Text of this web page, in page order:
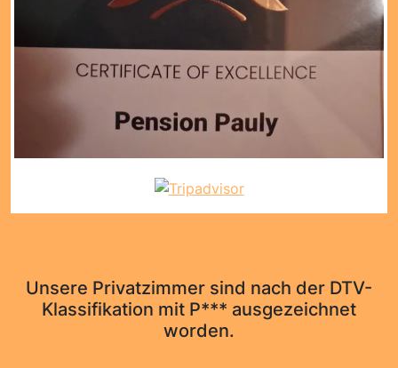
Unsere Privatzimmer sind nach der DTV-
Klassifikation mit P*** ausgezeichnet
worden.